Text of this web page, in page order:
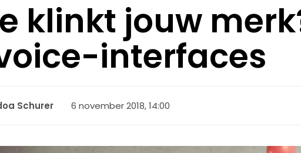
klinkt jouw
interfaces
Schurer 6 november 2018, 14:00